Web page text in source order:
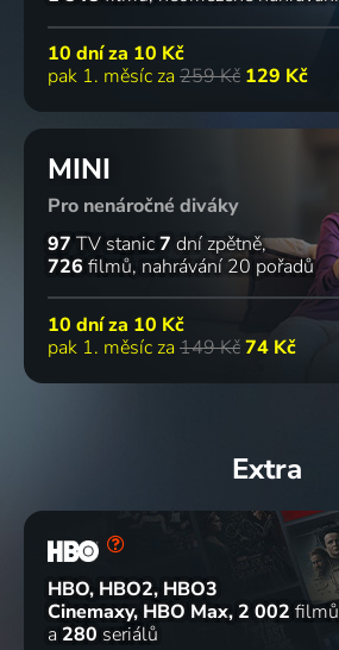
10 dní za 10 Kč
pak 1. měsíc za 259 Kč 129 Kč
MINI
Pro nenáročné diváky
97 TV stanic7 dní zpětně
726 filmů nahrávání 20 pořadů
10 dní za 10 Kč
pak 1. měsíc za 149 Kč74 Kč
Extra
HBO, HBO2, HBO3
Cinemaxy, HBO Max 2 002 filmů
a 280 seriálů